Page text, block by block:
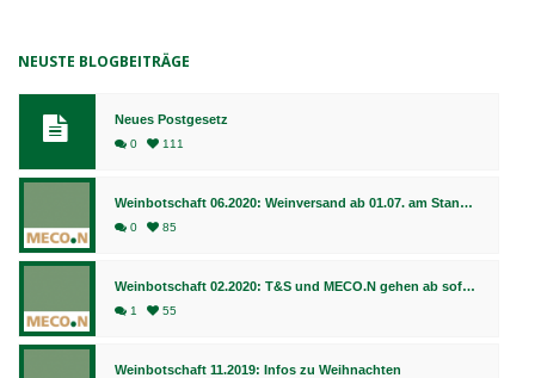
NEUSTE BLOGBEITRÄGE
Neues Postgesetz
0 111
Weinbotschaft 06.2020: Weinversand ab 01.07. am Standort Bingen, Fulfillment weiterhin in Bad Kreuznach
0 85
Weinbotschaft 02.2020: T&S und MECO.N gehen ab sofort gemeinsame Wege
1 55
Weinbotschaft 11.2019: Infos zu Weihnachten